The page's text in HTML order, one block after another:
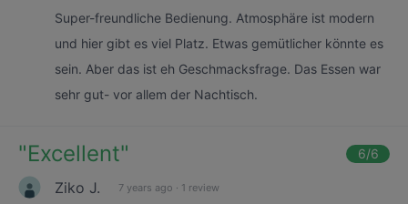
Super-freundliche Bedienung. Atmosphäre ist modern
und hier gibt es viel Platz. Etwas gemütlicher könnte es
sein. Aber das ist eh Geschmacksfrage. Das Essen war
sehr gut- vor allem der Nachtisch.
"Excellent" 6/6
Ziko J. 7 years ago · 1 review